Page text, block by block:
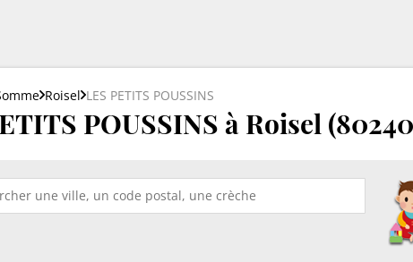
Roisel LES PETITS POUSSINS
POUSSINS à Roisel